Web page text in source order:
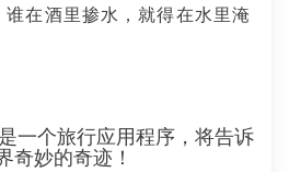
在酒里掺水，就得在水里淹
一个旅行应用程序，将告诉
奇妙的奇迹！